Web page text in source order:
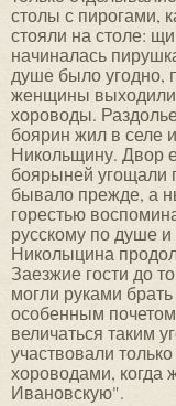
столы с пирогами,
стояли на столе:
начиналась
душе было угодно,
женщины выходили
хороводы.
боярин жил в селе
Никольщину. Двор
боярыней угощали
бывало прежде, а
горестью
русскому по душе и
Николыцина
Заезжие гости до
могли руками
особенным
величаться таким
участвовали
хороводами,
Ивановскую".